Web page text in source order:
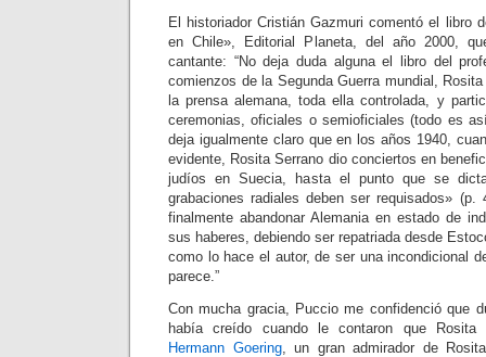
El historiador Cristián Gazmuri comentó el libro
en Chile», Editorial Planeta, del año 2000,
cantante: “No deja duda alguna el libro del
comienzos de la Segunda Guerra mundial,
la prensa alemana, toda ella controlada, y
ceremonias, oficiales o semioficiales (todo es
deja igualmente claro que en los años 1940,
evidente, Rosita Serrano dio conciertos en
judíos en Suecia, hasta el punto que se
grabaciones radiales deben ser requisados» (p.
finalmente abandonar Alemania en estado de
sus haberes, debiendo ser repatriada desde
como lo hace el autor, de ser una incondicional
parece.”
Con mucha gracia, Puccio me confidenció que
había creído cuando le contaron que Rosita
Hermann Goering, un gran admirador de